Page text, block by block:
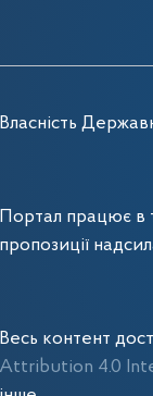
Власність
Портал працює в
пропозиції
Весь контент
Attribution 4.0